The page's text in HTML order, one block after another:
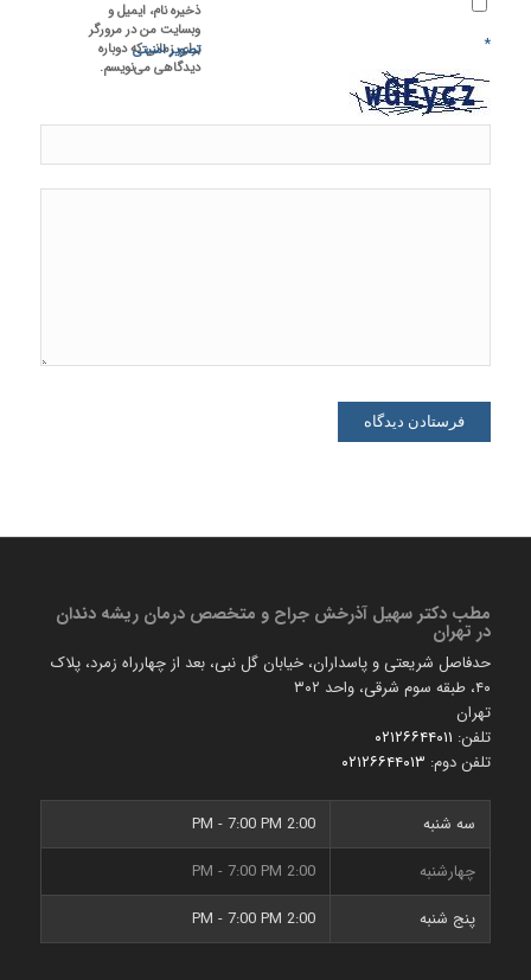
ذخیره نام، ایمیل و
وبسایت من در مرورگر
برای زمانی که دوباره
دیدگاهی می‌نویسم.
تصویر امنیتی *
مطب دكتر سهیل آذرخش جراح و متخصص درمان ریشه دندان
در تهران
حدفاصل شریعتی و پاسداران، خیابان گل نبی، بعد از چهارراه زمرد، پلاک
۴۰، طبقه سوم شرقی، واحد ۳۰۲
تهران
تلفن: ۰۲۱۲۶۶۴۴۰۱۱
تلفن دوم: ۰۲۱۲۶۶۴۴۰۱۳
سه شنبه
2:00 PM - 7:00 PM
چهارشنبه
2:00 PM - 7:00 PM
پنج شنبه
2:00 PM - 7:00 PM